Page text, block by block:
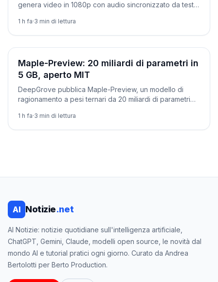
genera video in 1080p con audio sincronizzato da testo
1 h fa·3 min di lettura
Novità
Maple-Preview: 20 miliardi di parametri in
5 GB, aperto MIT
DeepGrove pubblica Maple-Preview, un modello di
ragionamento a pesi ternari da 20 miliardi di parametri
1 h fa·3 min di lettura
AI Notizie.net
AI Notizie: notizie quotidiane sull'intelligenza artificiale,
ChatGPT, Gemini, Claude, modelli open source, le novità dal
mondo AI e tutorial pratici ogni giorno. Curato da Andrea
Bertolotti per Berto Production.